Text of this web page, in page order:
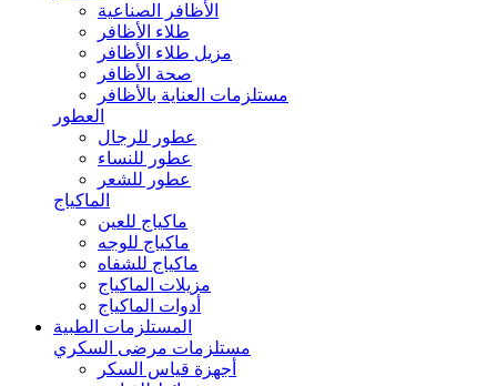
الأظافر الصناعية
طلاء الأظافر
مزيل طلاء الأظافر
صحة الأظافر
مستلزمات العناية بالأظافر
العطور
عطور للرجال
عطور للنساء
عطور للشعر
الماكياج
ماكياج للعين
ماكياج للوجه
ماكياج للشفاه
مزيلات الماكياج
أدوات الماكياج
المستلزمات الطبية
مستلزمات مرضى السكري
أجهزة قياس السكر